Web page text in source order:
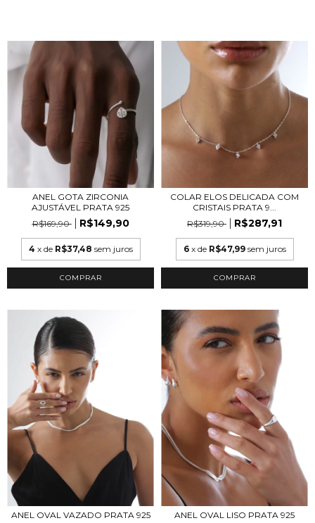
ANEL GOTA ZIRCONIA
AJUSTÁVEL PRATA 925
R$169,90
R$149,90
4 x de R$37,48 sem juros
COLAR ELOS DELICADA COM
CRISTAIS PRATA 9...
R$319,90
R$287,91
6 x de R$47,99 sem juros
ANEL OVAL VAZADO PRATA 925
ANEL OVAL LISO PRATA 925